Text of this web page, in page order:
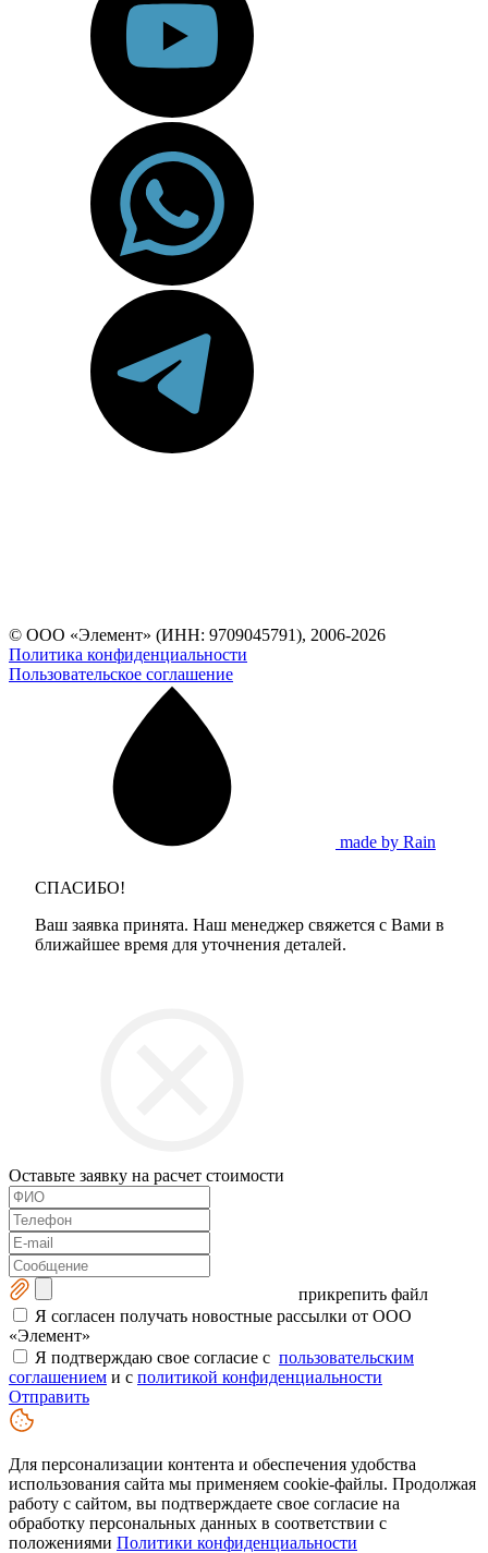
© ООО «Элемент» (ИНН: 9709045791), 2006-2026
Политика конфиденциальности
Пользовательское соглашение
made by Rain
СПАСИБО!
Ваш заявка принята. Наш менеджер свяжется с Вами в
ближайшее время для уточнения деталей.
Оставьте заявку на расчет стоимости
прикрепить файл
Я согласен получать новостные рассылки от ООО
«Элемент»
Я подтверждаю свое согласие с пользовательским
соглашением и с политикой конфиденциальности
Отправить
Для персонализации контента и обеспечения удобства
использования сайта мы применяем cookie-файлы. Продолжая
работу с сайтом, вы подтверждаете свое согласие на
обработку персональных данных в соответствии с
положениями Политики конфиденциальности